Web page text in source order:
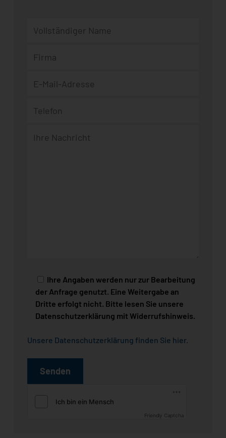
Ihre Angaben werden nur zur Bearbeitung
der Anfrage genutzt. Eine Weitergabe an
Dritte erfolgt nicht. Bitte lesen Sie unsere
Datenschutzerklärung mit Widerrufshinweis.
Unsere Datenschutzerklärung finden Sie hier.
Friendly Captcha